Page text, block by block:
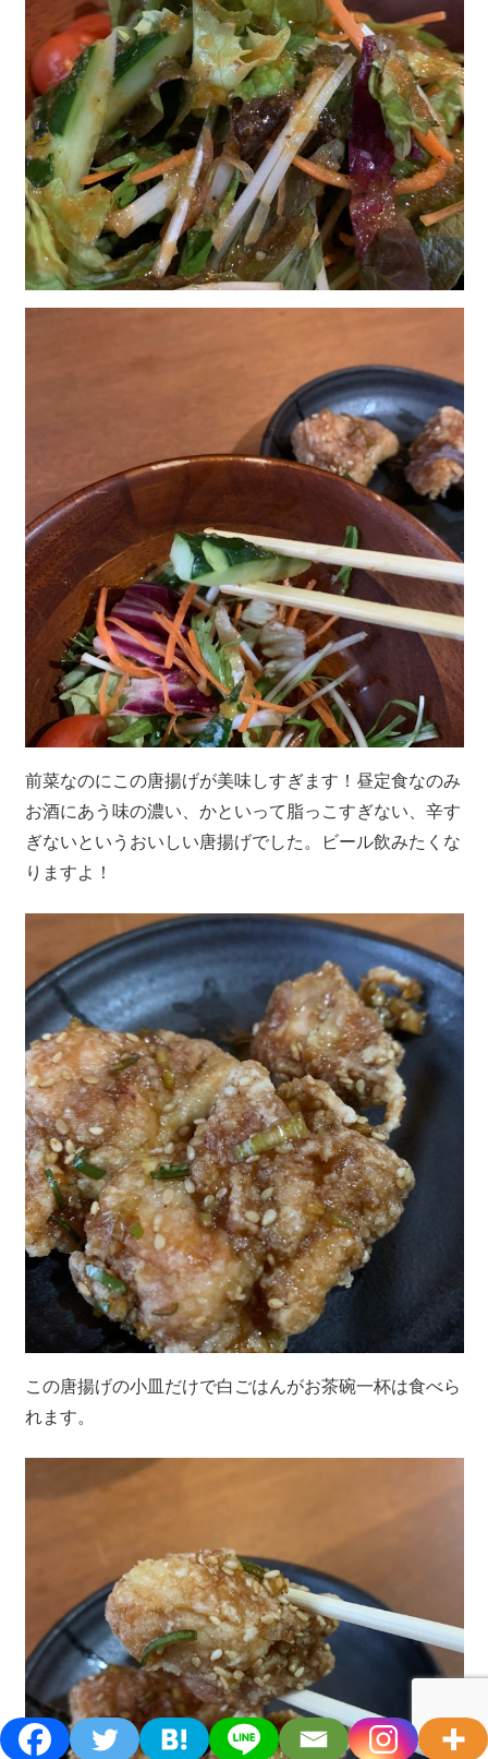
前菜なのにこの唐揚げが美味しすぎます！昼定食なのみ
お酒にあう味の濃い、かといって脂っこすぎない、辛す
ぎないというおいしい唐揚げでした。ビール飲みたくな
りますよ！
この唐揚げの小皿だけで白ごはんがお茶碗一杯は食べら
れます。